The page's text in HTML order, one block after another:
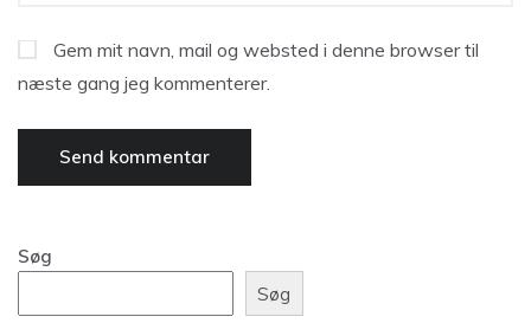
Gem mit navn, mail og websted i denne browser til
næste gang jeg kommenterer.
Søg
Søg